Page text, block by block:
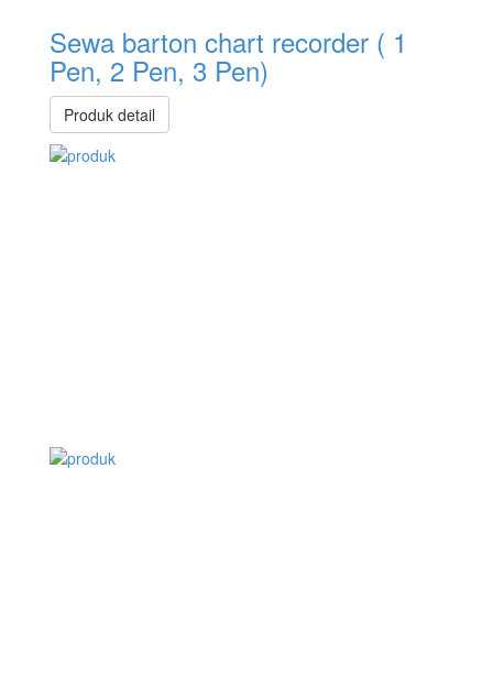
Sewa barton chart recorder ( 1
Pen, 2 Pen, 3 Pen)
Produk detail